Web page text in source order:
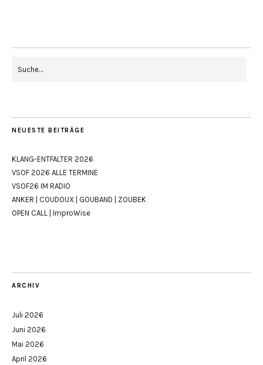
NEUESTE BEITRÄGE
KLANG-ENTFALTER 2026
VSOF 2026 ALLE TERMINE
VSOF26 IM RADIO
ANKER | COUDOUX | GOUBAND | ZOUBEK
OPEN CALL | ImproWise
ARCHIV
Juli 2026
Juni 2026
Mai 2026
April 2026